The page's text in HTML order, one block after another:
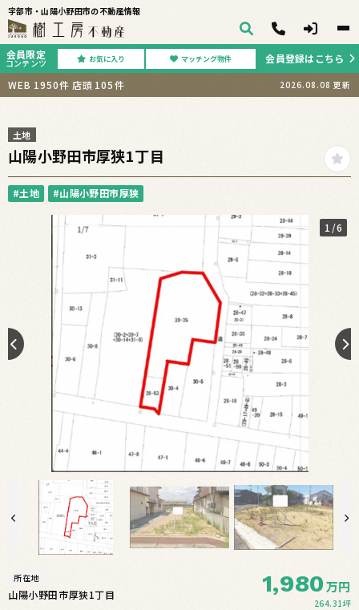
宇部市・山陽小野田市の不動産情報
会員限定
コンテンツ お気に入り マッチング物件
会員登録はこちら
WEB 1950件 店頭 105件 2026.08.08 更新
土地
山陽小野田市厚狭1丁目
#土地 #山陽小野田市厚狭
1 /6
所在地
山陽小野田市厚狭1丁目 1,980万円
264.31坪